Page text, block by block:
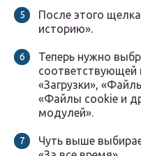
После этого
историю».
Теперь нужно
соответствующей
«Загрузки»,
«Файлы cookie и
модулей».
Чуть выше